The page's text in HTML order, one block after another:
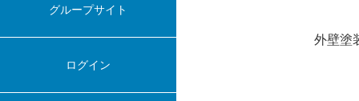
グループサイト
ログイン
外壁塗